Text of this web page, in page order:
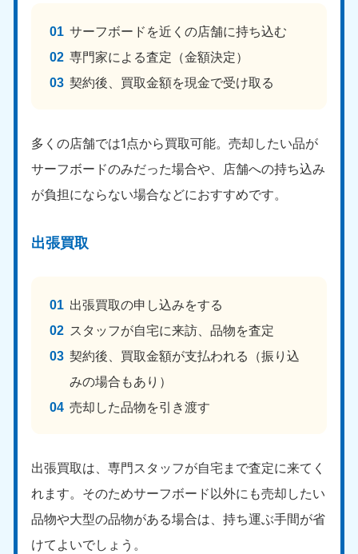
サーフボードを近くの店舗に持ち込む
専門家による査定（金額決定）
契約後、買取金額を現金で受け取る
多くの店舗では1点から買取可能。売却したい品が
サーフボードのみだった場合や、店舗への持ち込み
が負担にならない場合などにおすすめです。
出張買取
出張買取の申し込みをする
スタッフが自宅に来訪、品物を査定
契約後、買取金額が支払われる（振り込
みの場合もあり）
売却した品物を引き渡す
出張買取は、専門スタッフが自宅まで査定に来てく
れます。そのためサーフボード以外にも売却したい
品物や大型の品物がある場合は、持ち運ぶ手間が省
けてよいでしょう。
福島県
050-1881-5271
9:00〜19:00 年中無休
関東
050-1881-5265 050-1881-5264
9:00〜19:00 年中無休
千葉県 埼玉県
9:00〜19:00 年中無休 9:00〜19:00 年中無休
群馬県
050-1881-5267
中部
9:00〜19:00 年中無休 9:00〜19:00 年中無休
静岡県
050-1881-5256
9:00〜19:00 年中無休
長野県
050-1881-5260